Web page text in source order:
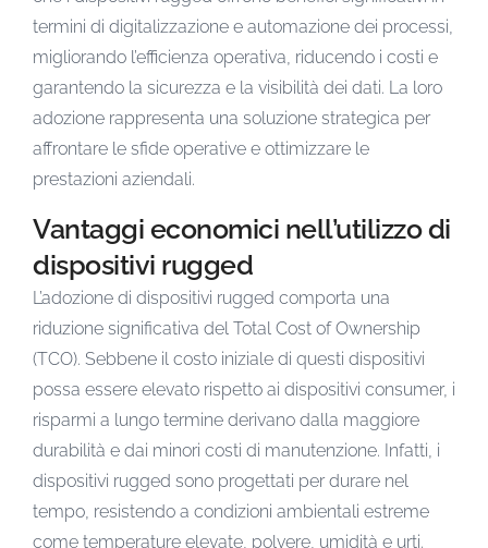
termini di digitalizzazione e automazione dei processi,
migliorando l’efficienza operativa, riducendo i costi e
garantendo la sicurezza e la visibilità dei dati. La loro
adozione rappresenta una soluzione strategica per
affrontare le sfide operative e ottimizzare le
prestazioni aziendali.
Vantaggi economici nell’utilizzo di
dispositivi rugged
L’adozione di dispositivi rugged comporta una
riduzione significativa del Total Cost of Ownership
(TCO). Sebbene il costo iniziale di questi dispositivi
possa essere elevato rispetto ai dispositivi consumer, i
risparmi a lungo termine derivano dalla maggiore
durabilità e dai minori costi di manutenzione. Infatti, i
dispositivi rugged sono progettati per durare nel
tempo, resistendo a condizioni ambientali estreme
come temperature elevate, polvere, umidità e urti.